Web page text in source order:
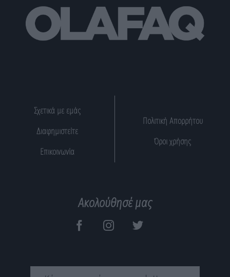
Σχετικά με εμάς
Διαφημιστείτε
Επικοινωνία
Πολιτική Απορρήτου
Όροι χρήσης
Ακολούθησέ μας